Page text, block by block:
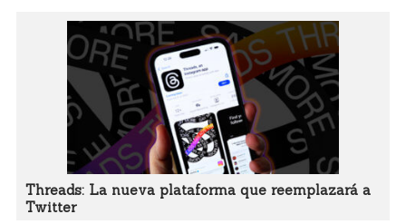
Threads: La nueva plataforma que reemplazará a
Twitter